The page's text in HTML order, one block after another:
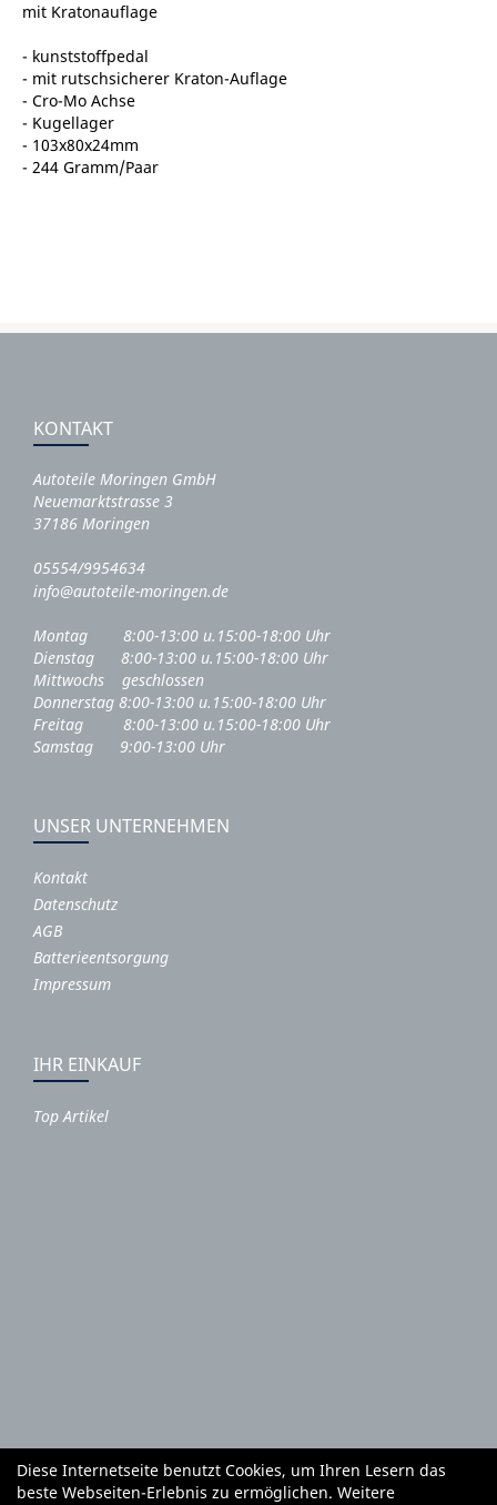
mit Kratonauflage
- kunststoffpedal
- mit rutschsicherer Kraton-Auflage
- Cro-Mo Achse
- Kugellager
- 103x80x24mm
- 244 Gramm/Paar
KONTAKT
Autoteile Moringen GmbH
Neuemarktstrasse 3
37186 Moringen
05554/9954634
info@autoteile-moringen.de
Montag 8:00-13:00 u.15:00-18:00 Uhr
Dienstag 8:00-13:00 u.15:00-18:00 Uhr
Mittwochs geschlossen
Donnerstag 8:00-13:00 u.15:00-18:00 Uhr
Freitag 8:00-13:00 u.15:00-18:00 Uhr
Samstag 9:00-13:00 Uhr
UNSER UNTERNEHMEN
Kontakt
Datenschutz
AGB
Batterieentsorgung
Impressum
IHR EINKAUF
Top Artikel
Autoteile und Zubehör E-Roller
Fahrräder
Diese Internetseite benutzt Cookies, um Ihren Lesern das
beste Webseiten-Erlebnis zu ermöglichen. Weitere